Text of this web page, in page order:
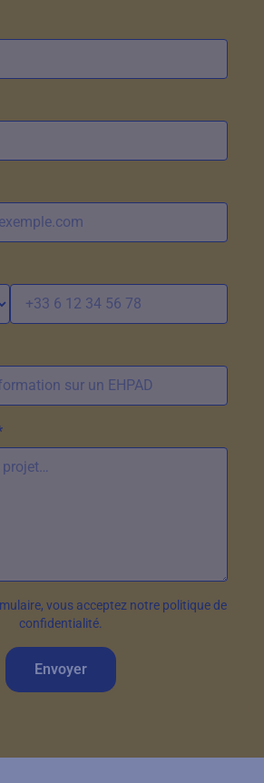
vous acceptez notre politique de
confidentialité.
Envoyer